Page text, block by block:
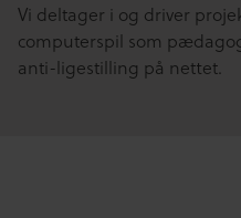
Vi deltager i og driver
computerspil som
anti-ligestilling på nettet.